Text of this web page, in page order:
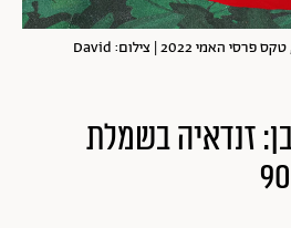
זנדאיה בשמלה שנייה של ולנטינו, טקס פרסי האמי 2022 | צילום: David
זנדאיה בשמלת